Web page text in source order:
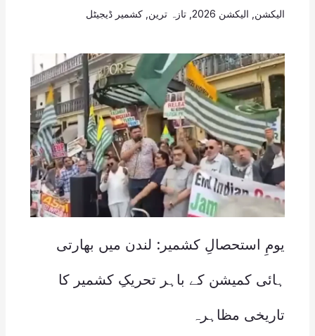
الیکشن الیکشن 2026 , تازہ ترین کشمیر ڈیجیٹل
یومِ استحصالِ کشمیر: لندن میں بھارتی
ہائی کمیشن کے باہر تحریکِ کشمیر کا
تاریخی مظاہرہ